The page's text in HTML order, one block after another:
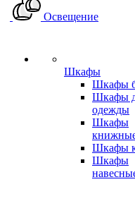
Освещение
Шкафы
Шкафы
Шкафы
одежды
Шкафы
Шкафы
Шкафы